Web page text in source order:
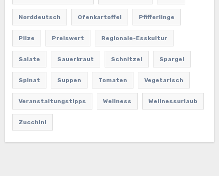
Norddeutsch Ofenkartoffel Pfifferlinge
Pilze Preiswert Regionale-Esskultur
Salate Sauerkraut Schnitzel Spargel
Spinat Suppen Tomaten Vegetarisch
Veranstaltungstipps Wellness Wellnessurlaub
Zucchini